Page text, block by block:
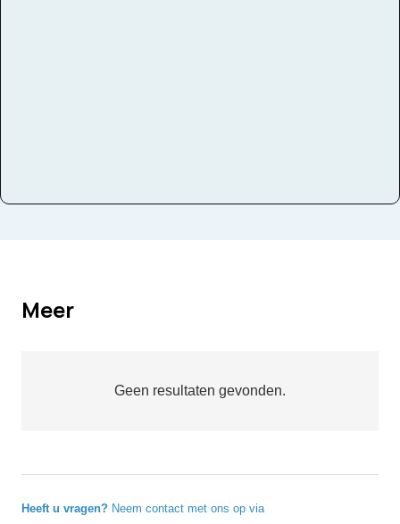
Meer
Geen resultaten gevonden.
Heeft u vragen? Neem contact met ons op via